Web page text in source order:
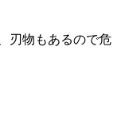
刃物もあるので危